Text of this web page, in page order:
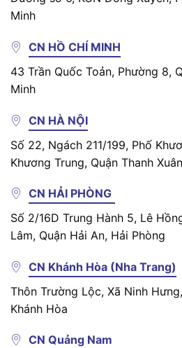
Minh
CN HỒ CHÍ MINH
43 Trần Quốc Toản, Phường 8,
Minh
CN HÀ NỘI
Số 22, Ngách 211/199, Phố
Khương Trung, Quận Thanh
CN HẢI PHÒNG
Số 2/16D Trung Hành 5, Lê
Lâm, Quận Hải An, Hải Phòng
CN Khánh Hòa (Nha Trang)
Thôn Trường Lộc, Xã Ninh
Khánh Hòa
CN Quảng Nam